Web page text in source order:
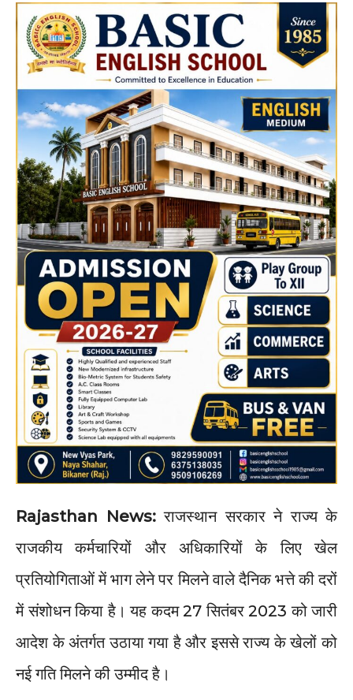
Rajasthan News:राजस्थान सरकार ने राज्य के
राजकीय कर्मचारियों और अधिकारियों के लिए खेल
प्रतियोगिताओं में भाग लेने पर मिलने वाले दैनिक भत्ते की दरों
में संशोधन किया है। यह कदम 27 सितंबर 2023 को जारी
आदेश के अंतर्गत उठाया गया है और इससे राज्य के खेलों को
नई गति मिलने की उम्मीद है।